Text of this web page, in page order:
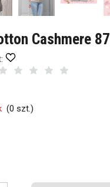
Cashmere 87
(0 szt.)
osoby.